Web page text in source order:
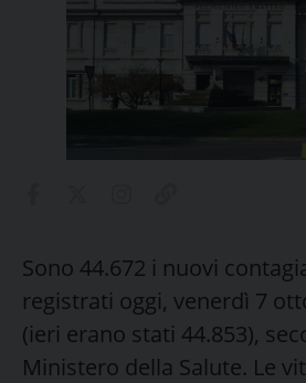
Sono 44.672 i nuovi
registrati oggi, venerdì 7
(ieri erano stati 44.853),
Ministero della Salute. Le